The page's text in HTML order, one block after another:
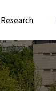
Research